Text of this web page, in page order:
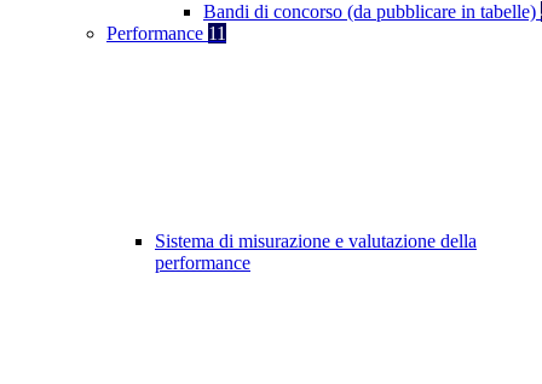
Bandi di concorso (da pubblicare in tabelle)
Performance 11
Sistema di misurazione e valutazione della
performance